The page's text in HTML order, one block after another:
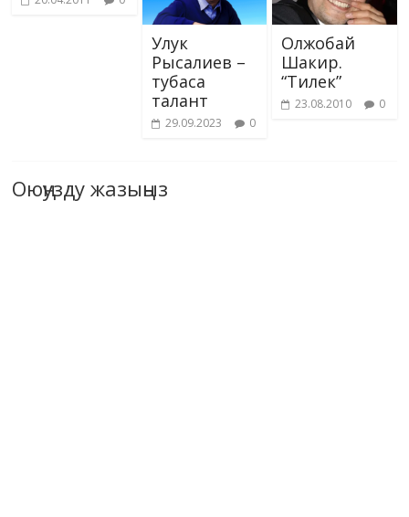
Улук
Рысалиев –
тубаса
талант
29.09.2023 0
Олжобай
Шакир.
“Тилек”
23.08.2010 0
Оюңузду жазыңыз